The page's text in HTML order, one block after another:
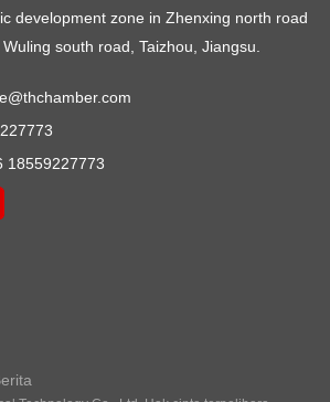
development zone in Zhenxing north road
south road, Taizhou, Jiangsu.
18559227773